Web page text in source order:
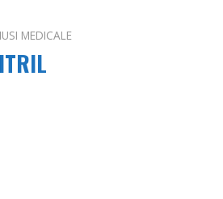
MEDICALE
NEGRE - M *100BUC